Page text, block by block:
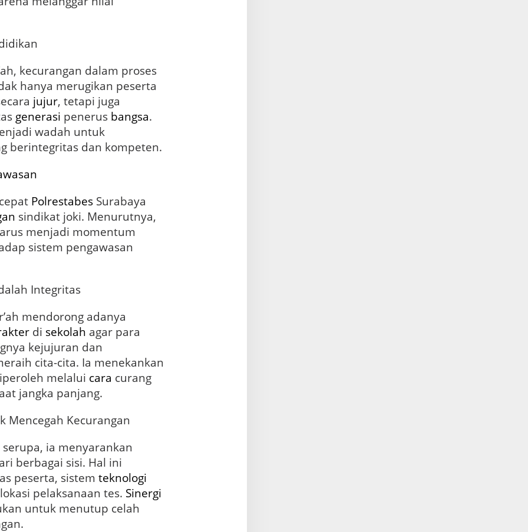
kecurangan dalam proses
hanya merugikan peserta
jujur, tetapi juga
generasi penerus bangsa.
wadah untuk
berintegritas dan kompeten.
PolrestabesSurabaya
sindikat joki. Menurutnya,
menjadi momentum
sistem pengawasan
Integritas
mendorong adanya
di sekolah agar para
kejujuran dan
cita-cita. Ia menekankan
melalui cara curang
jangka panjang.
Mencegah Kecurangan
ia menyarankan
berbagai sisi. Hal ini
peserta, sistem teknologi
pelaksanaan tes. Sinergi
untuk menutup celah